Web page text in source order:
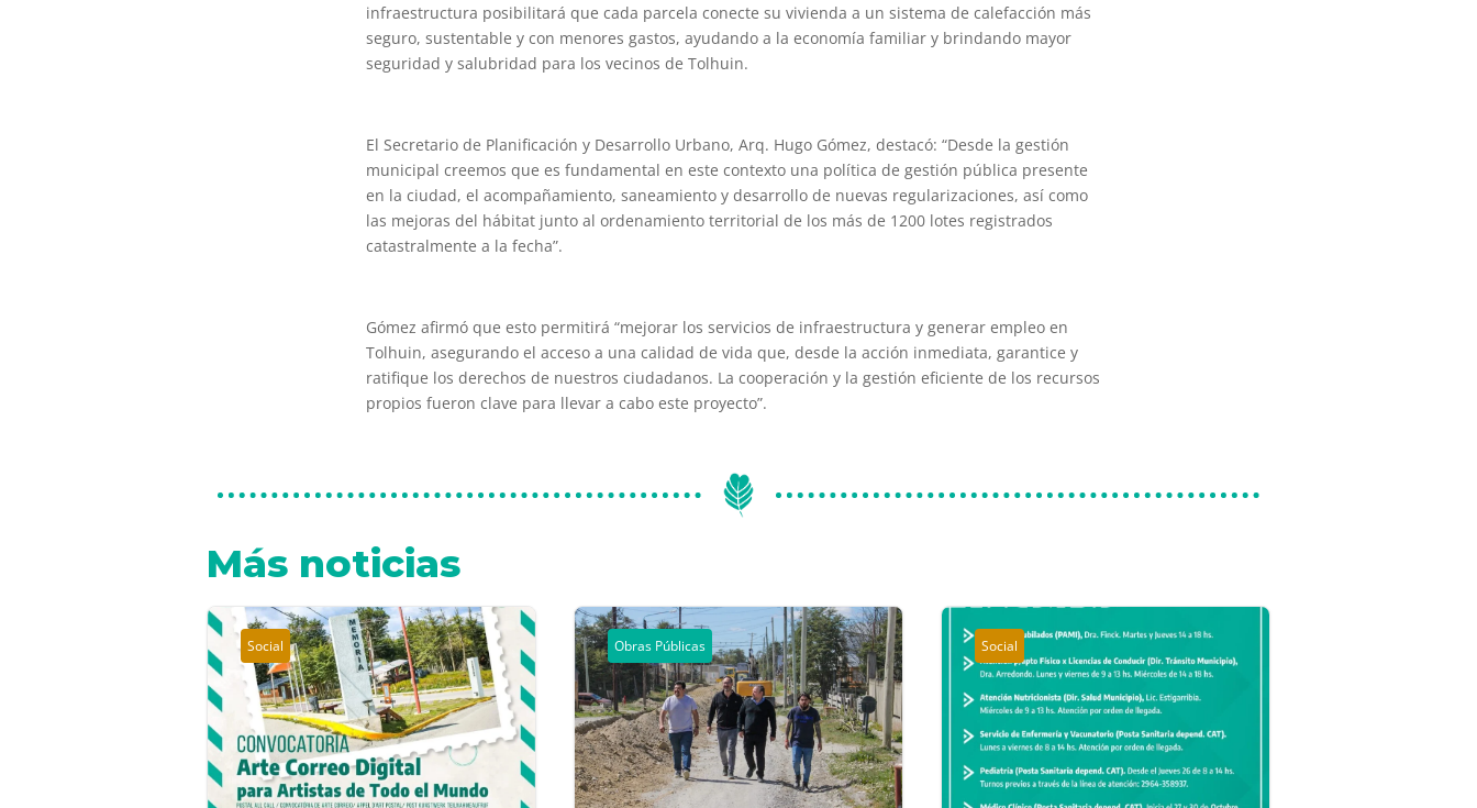
infraestructura posibilitará que cada parcela conecte su vivienda a un sistema de calefacción más
seguro, sustentable y con menores gastos, ayudando a la economía familiar y brindando mayor
seguridad y salubridad para los vecinos de Tolhuin.
El Secretario de Planificación y Desarrollo Urbano, Arq. Hugo Gómez, destacó: “Desde la gestión
municipal creemos que es fundamental en este contexto una política de gestión pública presente
en la ciudad, el acompañamiento, saneamiento y desarrollo de nuevas regularizaciones, así como
las mejoras del hábitat junto al ordenamiento territorial de los más de 1200 lotes registrados
catastralmente a la fecha”.
Gómez afirmó que esto permitirá “mejorar los servicios de infraestructura y generar empleo en
Tolhuin, asegurando el acceso a una calidad de vida que, desde la acción inmediata, garantice y
ratifique los derechos de nuestros ciudadanos. La cooperación y la gestión eficiente de los recursos
propios fueron clave para llevar a cabo este proyecto”.
Más noticias
Social Obras Públicas Social